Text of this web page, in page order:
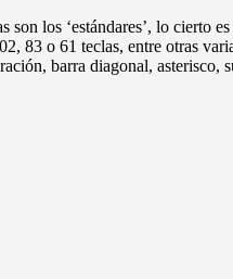
son los ‘estándares’, lo cierto
83 o 61 teclas, entre otras
barra diagonal, asterisco,